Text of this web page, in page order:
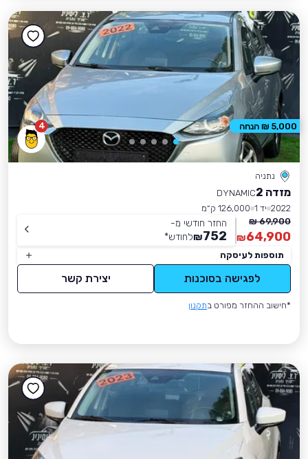
4
נתניה
מזדה 2
DYNAMIC
2022 יד 1
126,000 ק״מ
69,900 ₪
64,900
₪
החזר חודשי מ-
752
₪לחודש*
תוספות לעיסקה
לפגישה בסוכנות יצירת קשר
*חישוב ההחזר מפורט בתקנון
5,000 ₪ הנחה